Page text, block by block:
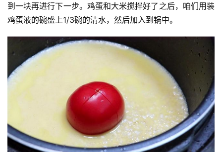
到一块再进行下一步。鸡蛋和大米搅拌好了之后，咱们用装
鸡蛋液的碗盛上1/3碗的清水，然后加入到锅中。